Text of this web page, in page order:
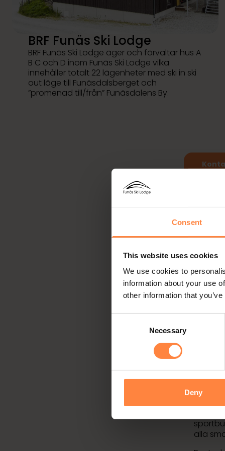
Consent
This website uses cookies
We use cookies to
information about your use
other information that
Necessary
Deny
BRF Funäs Ski Lodge
BRF Funäs Ski Lodge äger och förvaltar hus A
B C och D inom Funäs Ski Lodge vilka
innehåller totalt 22 lägenheter med ski in ski
out läge till Funäsdalsberget och
”promenad till/från” Funäsdalens By.
Under
Det
den
allt
Även
ställen
Till
alla